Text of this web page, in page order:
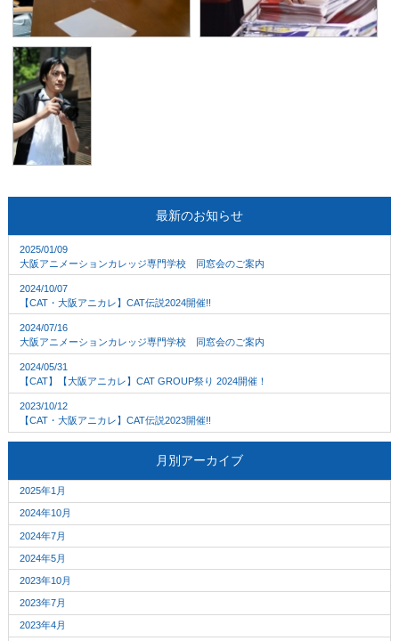
最新のお知らせ
2025/01/09
大阪アニメーションカレッジ専門学校 同窓会のご案内
2024/10/07
【CAT・大阪アニカレ】CAT伝説2024開催!!
2024/07/16
大阪アニメーションカレッジ専門学校 同窓会のご案内
2024/05/31
【CAT】【大阪アニカレ】CAT GROUP祭り 2024開催！
2023/10/12
【CAT・大阪アニカレ】CAT伝説2023開催!!
月別アーカイブ
2025年1月
2024年10月
2024年7月
2024年5月
2023年10月
2023年7月
2023年4月